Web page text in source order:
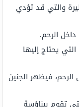
والتي قد تؤدي
الرحم.
يحتاج إليها
فيظهر الجنين
تقوم ببناؤسة